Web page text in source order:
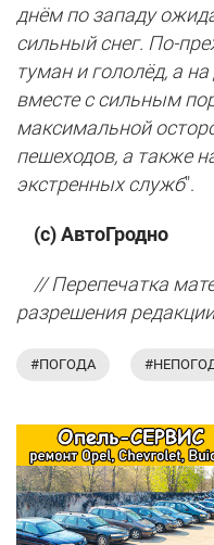
днём по западу
сильный снег. По-
туман и гололёд, а
вместе с сильным
максимальной
пешеходов, а также
экстренных служб".
(с) АвтоГродно
// Перепечатка
разрешения редакции
#ПОГОДА